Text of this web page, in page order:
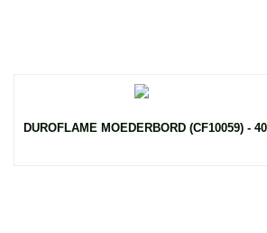
DUROFLAME MOEDERBORD (CF10059) -